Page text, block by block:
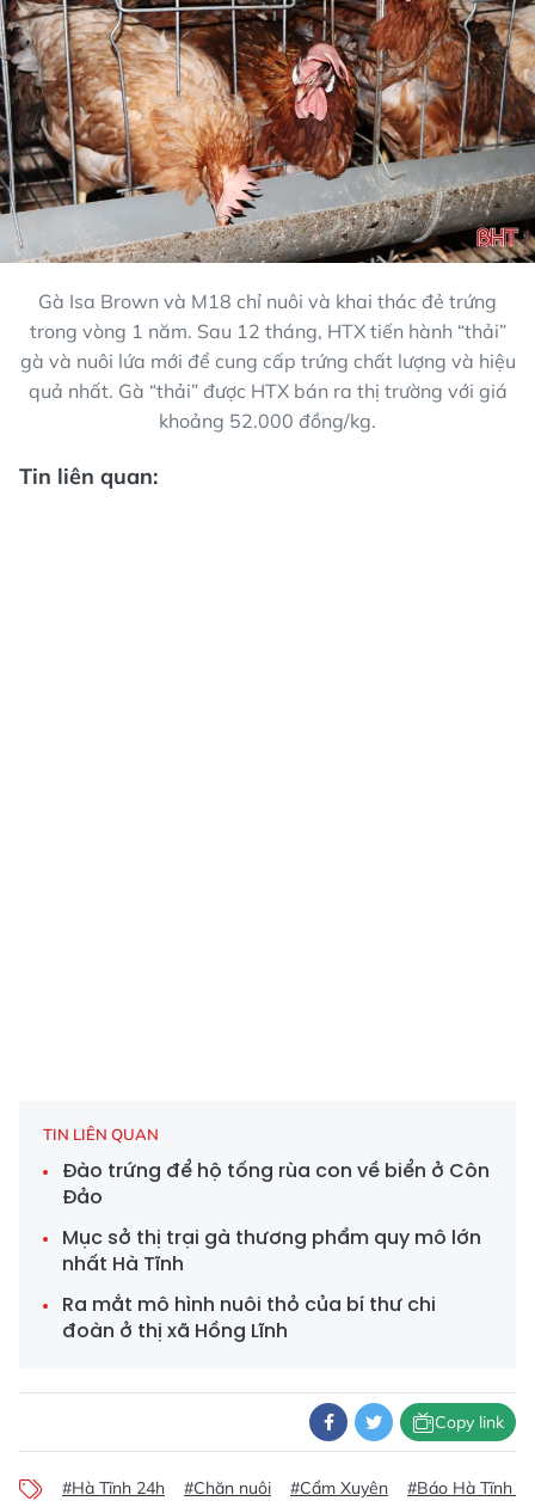
Gà Isa Brown và M18 chỉ nuôi và khai thác đẻ trứng
trong vòng 1 năm. Sau 12 tháng, HTX tiến hành “thải”
gà và nuôi lứa mới để cung cấp trứng chất lượng và hiệu
quả nhất. Gà “thải” được HTX bán ra thị trường với giá
khoảng 52.000 đồng/kg.
Tin liên quan:
TIN LIÊN QUAN
Đào trứng để hộ tống rùa con về biển ở Côn
Đảo
Mục sở thị trại gà thương phẩm quy mô lớn
nhất Hà Tĩnh
Ra mắt mô hình nuôi thỏ của bí thư chi
đoàn ở thị xã Hồng Lĩnh
Copy link
#Hà Tĩnh 24h #Chăn nuôi #Cẩm Xuyên #Báo Hà Tĩnh